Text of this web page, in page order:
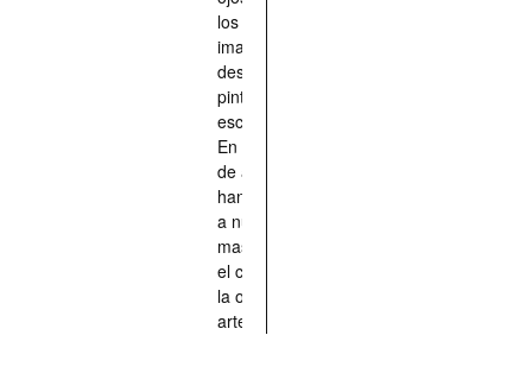
los han
imaginado,
descrito,
pintado,
esculpido...
En definitiva,
de aquellos
han situado
a nuestras
mascotas en
el centro de
la obra de
arte.